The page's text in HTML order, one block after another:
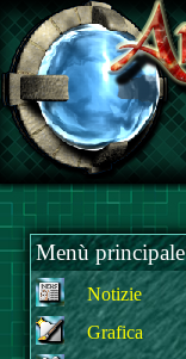
Menù principale
Notizie
Grafica